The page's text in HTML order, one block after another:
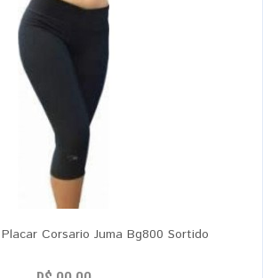
Corsario Juma Bg800 Sortido